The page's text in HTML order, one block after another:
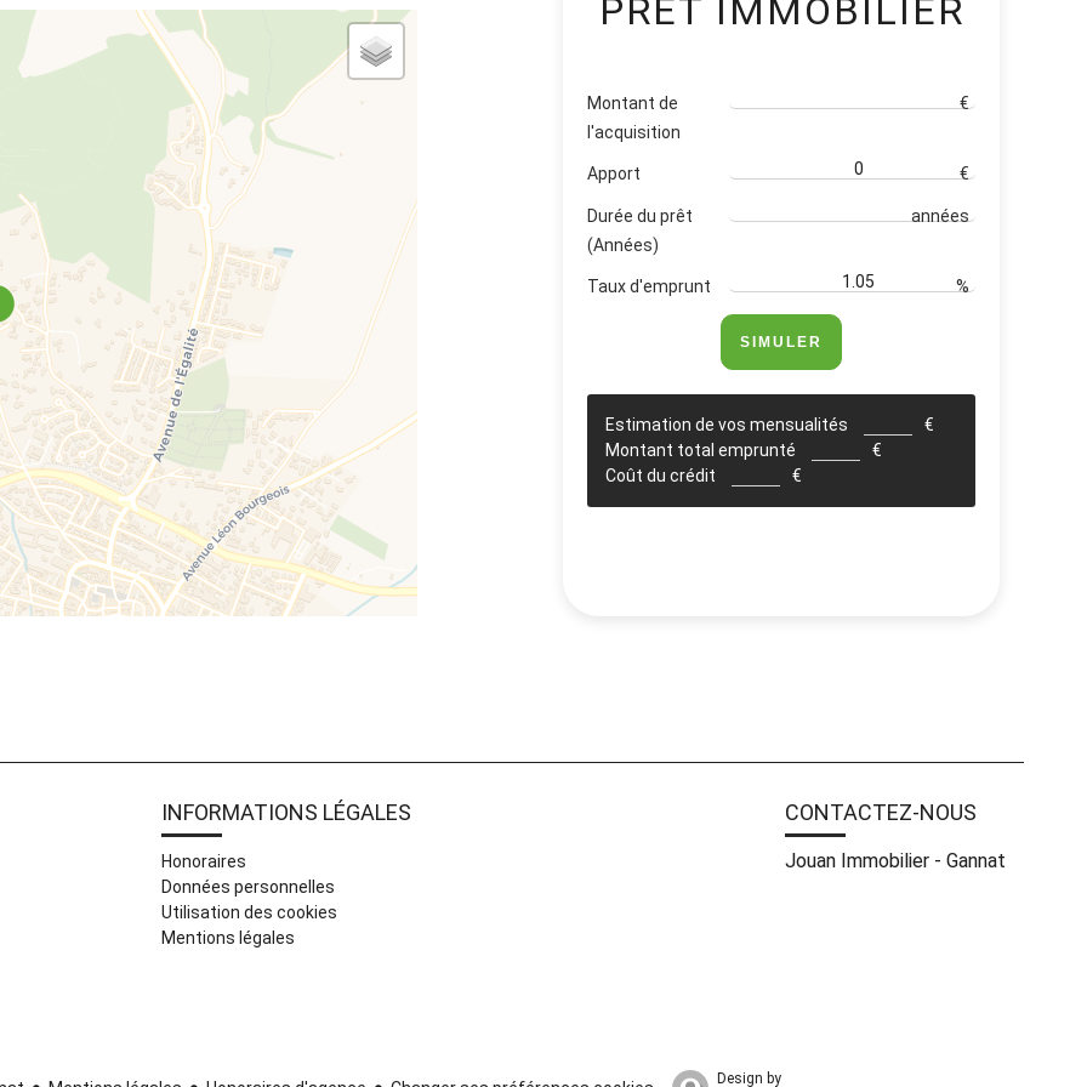
PRET IMMOBILIER
Montant de
l'acquisition
€
Apport €
Durée du prêt
(Années)
années
Taux d'emprunt %
SIMULER
Estimation de vos mensualités
€
Montant total emprunté
€
Coût du crédit
€
INFORMATIONS LÉGALES
Honoraires
Données personnelles
Utilisation des cookies
Mentions légales
CONTACTEZ-NOUS
Jouan Immobilier - Gannat
Design by